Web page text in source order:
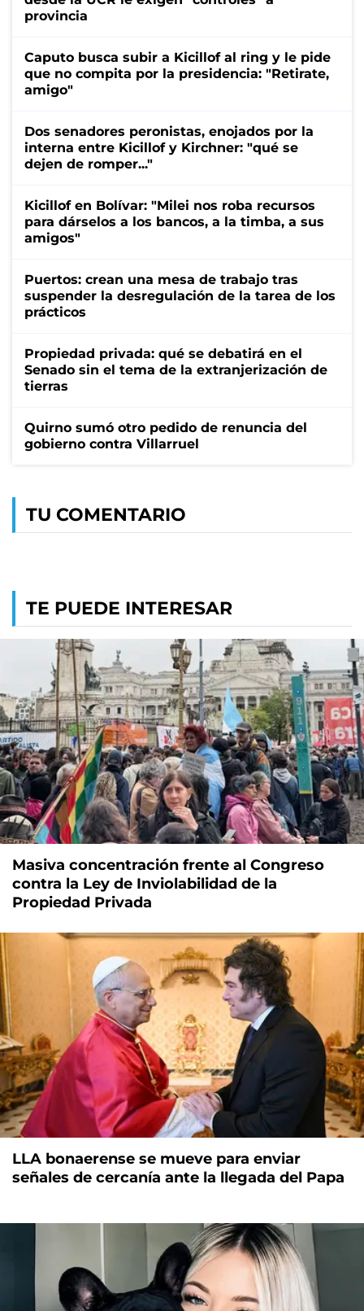
provincia
Caputo busca subir a Kicillof al ring y le pide
que no compita por la presidencia: "Retirate,
amigo"
Dos senadores peronistas, enojados por la
interna entre Kicillof y Kirchner: "qué se
dejen de romper..."
Kicillof en Bolívar: "Milei nos roba recursos
para dárselos a los bancos, a la timba, a sus
amigos"
Puertos: crean una mesa de trabajo tras
suspender la desregulación de la tarea de los
prácticos
Propiedad privada: qué se debatirá en el
Senado sin el tema de la extranjerización de
tierras
Quirno sumó otro pedido de renuncia del
gobierno contra Villarruel
TU COMENTARIO
TE PUEDE INTERESAR
Masiva concentración frente al Congreso
contra la Ley de Inviolabilidad de la
Propiedad Privada
LLA bonaerense se mueve para enviar
señales de cercanía ante la llegada del Papa